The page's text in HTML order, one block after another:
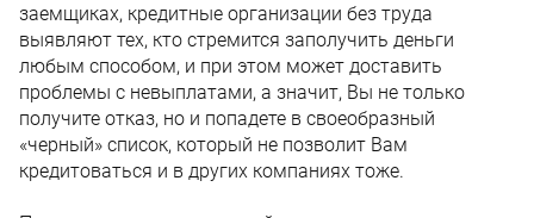
заемщиках, кредитные организации без труда
выявляют тех, кто стремится заполучить деньги
любым способом, и при этом может доставить
проблемы с невыплатами, а значит, Вы не только
получите отказ, но и попадете в своеобразный
«черный» список, который не позволит Вам
кредитоваться и в других компаниях тоже.